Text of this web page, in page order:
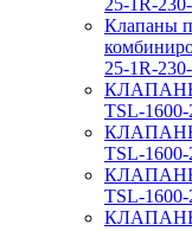
25-1R-
Клапаны
25-1R-
TSL-1600-
TSL-1600-
TSL-1600-